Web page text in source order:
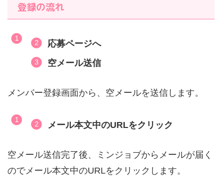
登録の流れ
応募ページへ
空メール送信
メンバー登録画面から、空メールを送信します。
メール本文中のURLをクリック
空メール送信完了後、ミンジョブからメールが届く
のでメール本文中のURLをクリックします。